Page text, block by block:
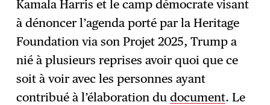
→ S'abonner
Kamala Harris et le camp démocrate visant
à dénoncer l’agenda porté par la Heritage
Foundation via son Projet 2025, Trump a
nié à plusieurs reprises avoir quoi que ce
soit à voir avec les personnes ayant
contribué à l’élaboration dudocument. Le